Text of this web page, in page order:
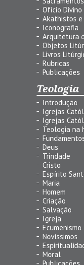
Ofício Divino
Akathistos e
Iconografia
Arquitetura
Objetos
Livros
Rubricas
Publicações
Teologia
Introdução
Igrejas
Igrejas
Teologia na
Deus
Trindade
Cristo
Espírito
Maria
Homem
Criação
Salvação
Igreja
Ecumenismo
Novíssimos
Moral